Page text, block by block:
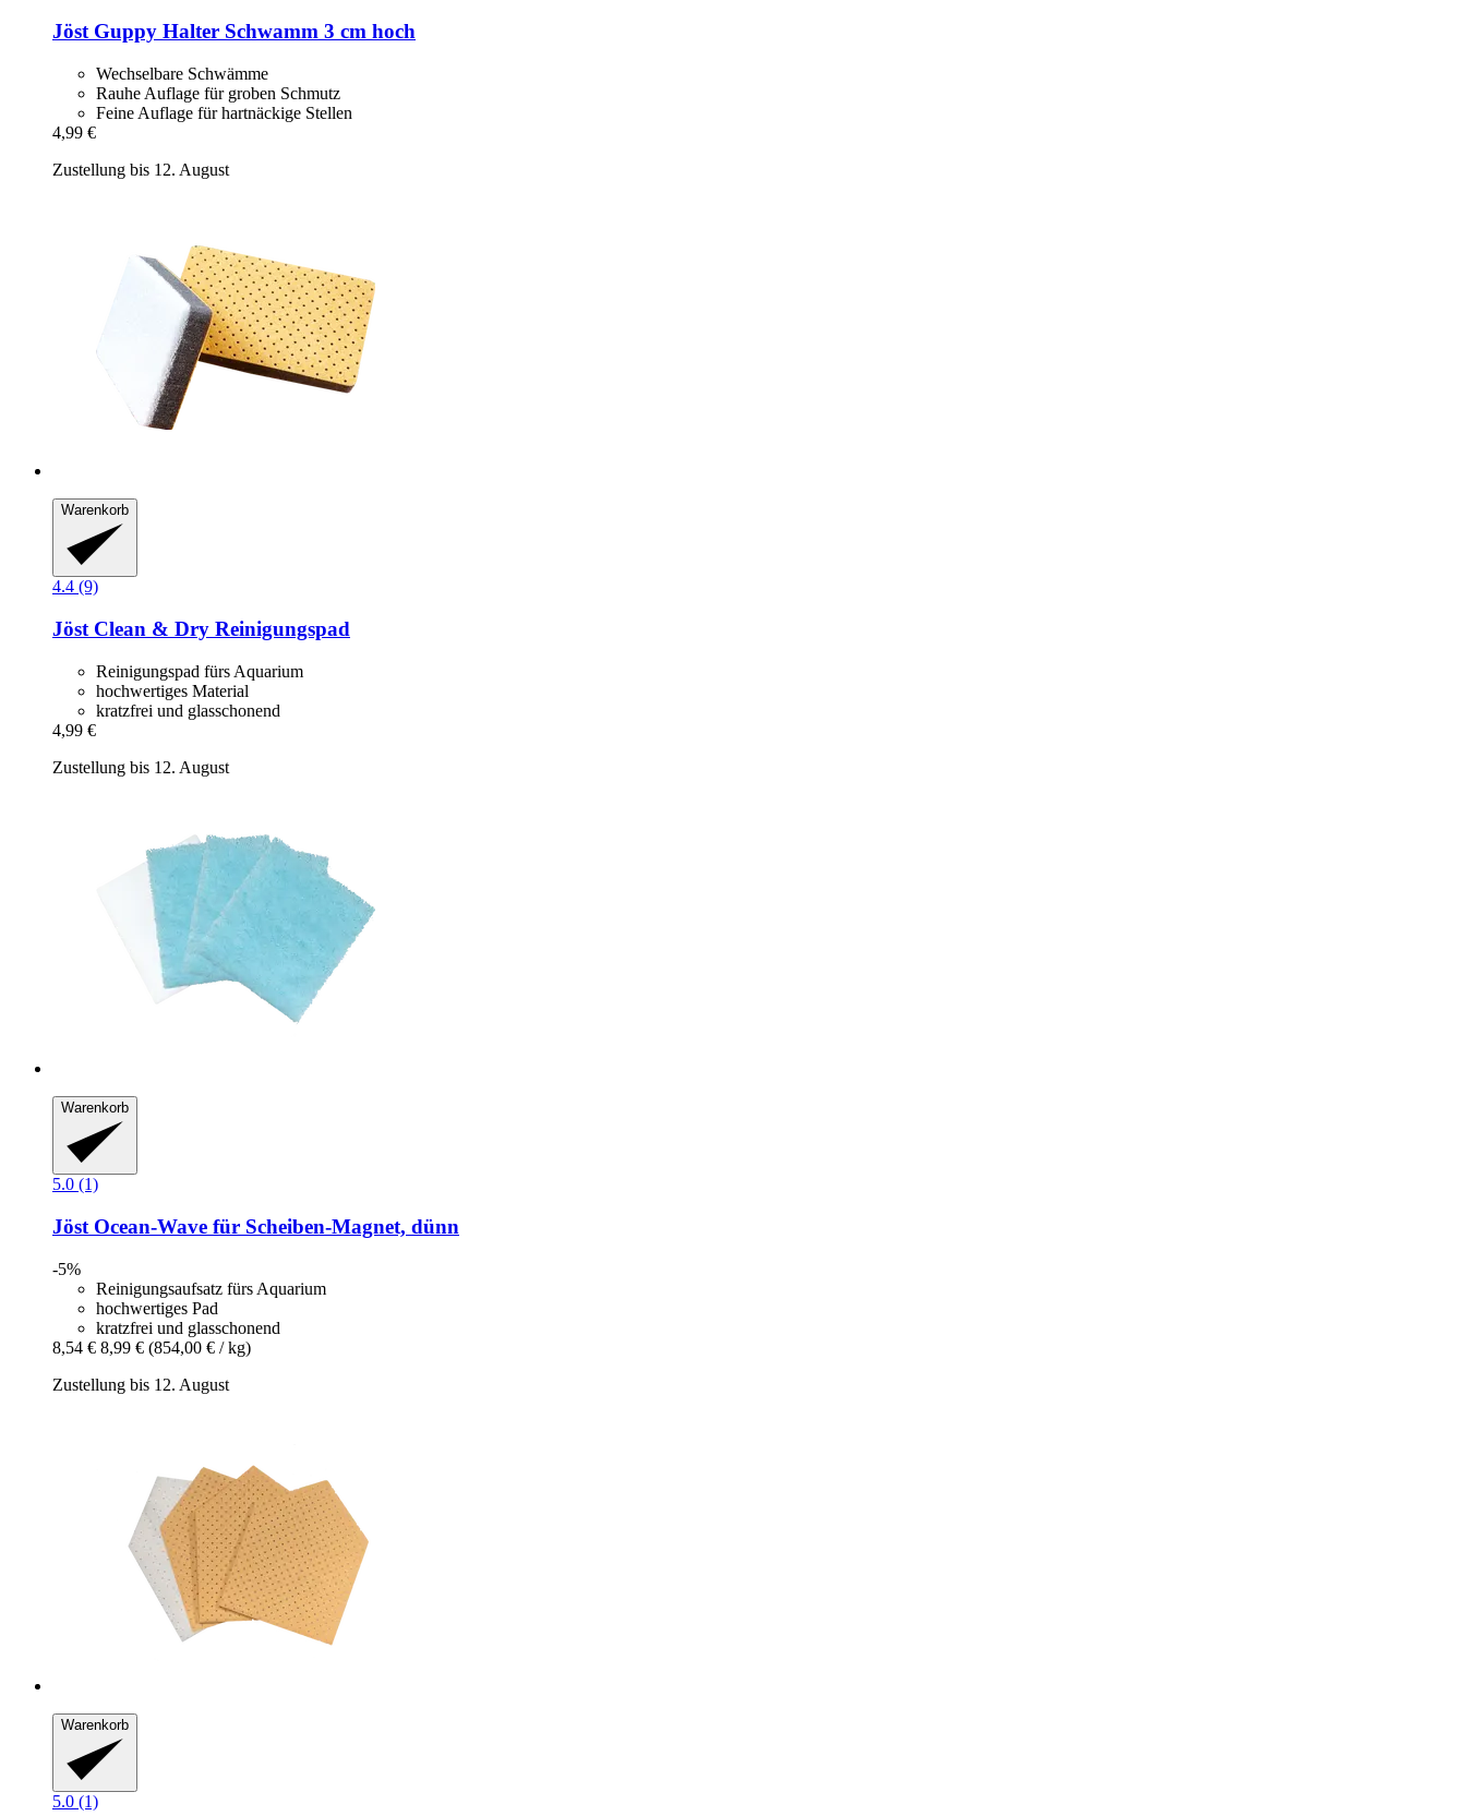
Jöst Guppy Halter Schwamm 3 cm hoch
Wechselbare Schwämme
Rauhe Auflage für groben Schmutz
Feine Auflage für hartnäckige Stellen
4,99 €
Zustellung bis 12. August
Warenkorb
4.4 (9)
Jöst Clean & Dry Reinigungspad
Reinigungspad fürs Aquarium
hochwertiges Material
kratzfrei und glasschonend
4,99 €
Zustellung bis 12. August
Warenkorb
5.0 (1)
Jöst Ocean-​Wave für Scheiben-​Magnet, dünn
-5%
Reinigungsaufsatz fürs Aquarium
hochwertiges Pad
kratzfrei und glasschonend
8,54 € 8,99 € (854,00 € / kg)
Zustellung bis 12. August
Warenkorb
5.0 (1)